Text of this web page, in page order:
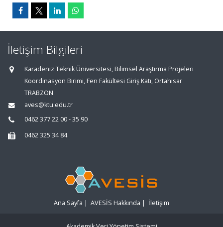
İletişim Bilgileri
Karadeniz Teknik Üniversitesi, Bilimsel Araştırma Projeleri
Koordinasyon Birimi, Fen Fakültesi Giriş Katı, Ortahisar
TRABZON
aves@ktu.edu.tr
0462 377 22 00 - 35 90
0462 325 34 84
Ana Sayfa | AVESİS Hakkında | İletişim